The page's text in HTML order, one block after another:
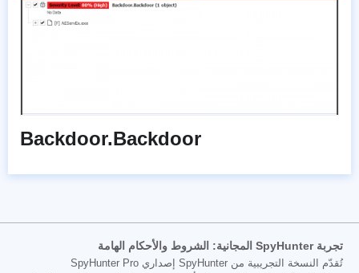
Backdoor.Backdoor
تجربة SpyHunter المجانية: الشروط والأحكام الهامة
تُقدّم النسخة التجريبية من SpyHunter إصداري SpyHunter Pro